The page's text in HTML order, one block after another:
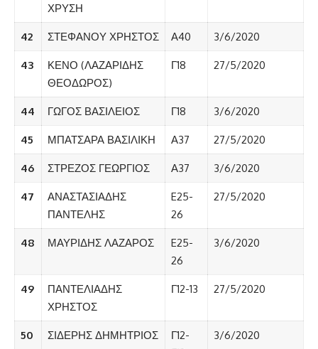
ΧΡΥΣΗ
42 ΣΤΕΦΑΝΟΥ ΧΡΗΣΤΟΣ Α40 3/6/2020
43
ΚΕΝΟ (ΛΑΖΑΡΙΔΗΣ
ΘΕΟΔΩΡΟΣ)
Γ18 27/5/2020
44 ΓΩΓΟΣ ΒΑΣΙΛΕΙΟΣ Γ18 3/6/2020
45 ΜΠΑΤΣΑΡΑ ΒΑΣΙΛΙΚΗ Α37 27/5/2020
46 ΣΤΡΕΖΟΣ ΓΕΩΡΓΙΟΣ Α37 3/6/2020
47
ΑΝΑΣΤΑΣΙΑΔΗΣ
ΠΑΝΤΕΛΗΣ
E25-
26
27/5/2020
48 ΜΑΥΡΙΔΗΣ ΛΑΖΑΡΟΣ
E25-
26
3/6/2020
49
ΠΑΝΤΕΛΙΑΔΗΣ
ΧΡΗΣΤΟΣ
Γ12-13 27/5/2020
50 ΣΙΔΕΡΗΣ ΔΗΜΗΤΡΙΟΣ
Γ12-
3/6/2020